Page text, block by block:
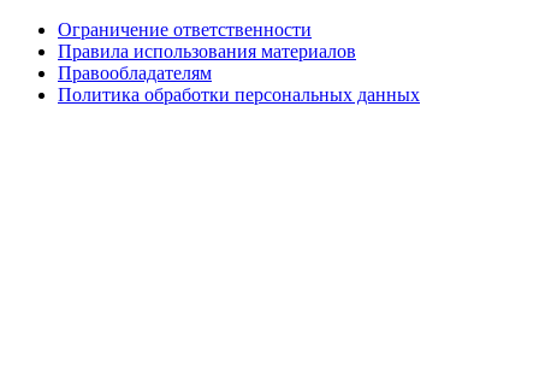
Ограничение ответственности
Правила использования материалов
Правообладателям
Политика обработки персональных данных